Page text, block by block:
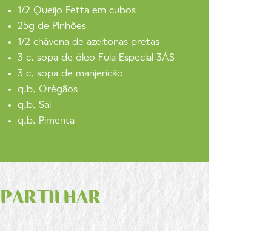
1/2 Queijo Fetta em cubos
25g de Pinhões
1/2 chávena de azeitonas pretas
3 c. sopa de óleo Fula Especial 3ÁS
3 c. sopa de manjericão
q.b. Orégãos
q.b. Sal
q.b. Pimenta
PARTILHAR